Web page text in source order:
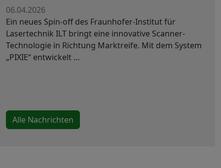
06.04.2026
Ein neues Spin-off des Fraunhofer-Institut für
Lasertechnik ILT bringt eine innovative Scanner-
Technologie in Richtung Marktreife. Mit dem System
„PIXIE“ entwickelt …
Alle Nachrichten